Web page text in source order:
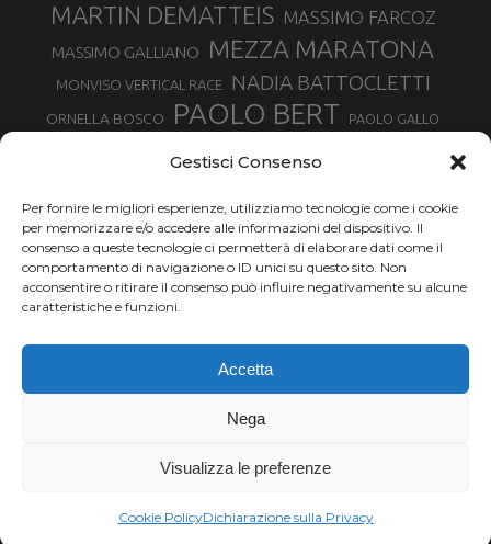
Gestisci Consenso
Per fornire le migliori esperienze, utilizziamo tecnologie come i cookie
per memorizzare e/o accedere alle informazioni del dispositivo. Il
consenso a queste tecnologie ci permetterà di elaborare dati come il
comportamento di navigazione o ID unici su questo sito. Non
acconsentire o ritirare il consenso può influire negativamente su alcune
caratteristiche e funzioni.
Accetta
Nega
Visualizza le preferenze
Cookie PolicyDichiarazione sulla Privacy
MARTIN DEMATTEIS MASSIMO FARCOZ
MASSIMO GALLIANO MEZZA MARATONA
MONVISO VERTICAL RACE NADIA BATTOCLETTI
ORNELLA BOSCO PAOLO BERT PAOLO GALLO
SILVIA SERAFINI SONIA GLAREY TAVAGNASCO TOR DES GEANTS
TOUR MONVISO TRAIL TRAIL MONTE CASTO TROFEO KIMA
TURIN MARATHON URBAN ZEMMER VAL DI FASSA RUNNING
VALENTINA BELOTTI
VENICE MARATHON
XAVIER CHEVRIER
YEMAN CRIPPA
Chi siamo | Termini d'uso | Privacy |